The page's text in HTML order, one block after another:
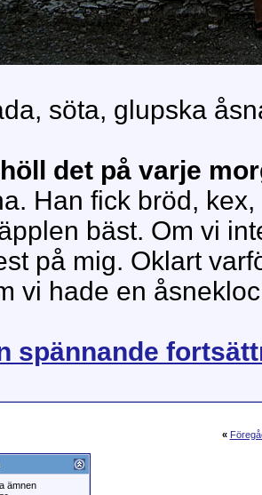
söta, glupska
det på varje
Han fick bröd,
bäst. Om vi
på mig. Oklart
vi hade en
spännande
«
ämnen